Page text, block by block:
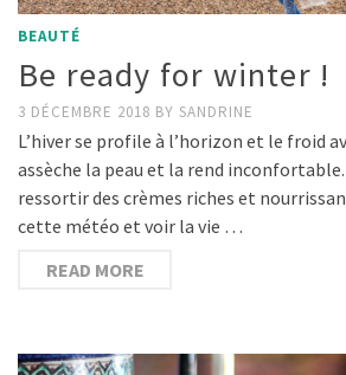
BEAUTÉ
Be ready for winter !
3 DÉCEMBRE 2018 BY SANDRINE
L’hiver se profile à l’horizon et le froid
assèche la peau et la rend
ressortir des crèmes riches et
cette météo et voir la vie …
READ MORE